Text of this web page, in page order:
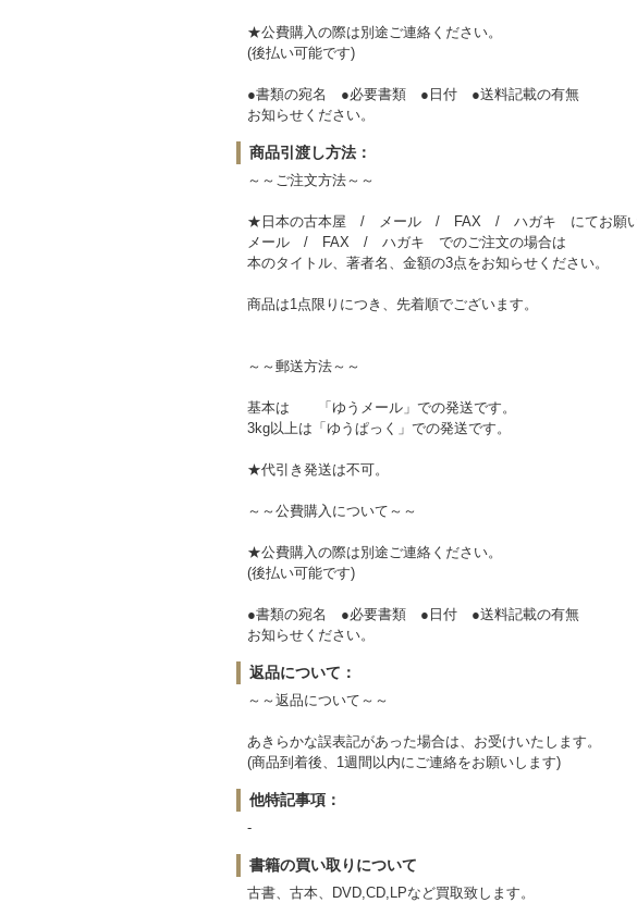
★公費購入の際は別途ご連絡ください。
(後払い可能です)
●書類の宛名 ●必要書類 ●日付 ●送料記載の有無
お知らせください。
商品引渡し方法：
～～ご注文方法～～
★日本の古本屋 / メール / FAX / ハガキ にてお願い
メール / FAX / ハガキ でのご注文の場合は
本のタイトル、著者名、金額の3点をお知らせください。
商品は1点限りにつき、先着順でございます。
～～郵送方法～～
基本は 「ゆうメール」での発送です。
3kg以上は「ゆうぱっく」での発送です。
★代引き発送は不可。
～～公費購入について～～
★公費購入の際は別途ご連絡ください。
(後払い可能です)
●書類の宛名 ●必要書類 ●日付 ●送料記載の有無
お知らせください。
返品について：
～～返品について～～
あきらかな誤表記があった場合は、お受けいたします。
(商品到着後、1週間以内にご連絡をお願いします)
他特記事項：
-
書籍の買い取りについて
古書、古本、DVD,CD,LPなど買取致します。